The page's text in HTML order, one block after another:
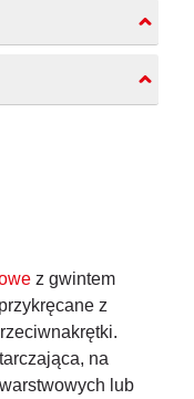
z gwintem
z
na
lub